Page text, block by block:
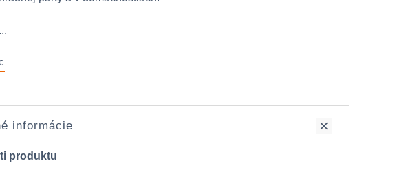
informácie
produktu